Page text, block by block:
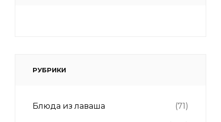
РУБРИКИ
Блюда из лаваша (71)